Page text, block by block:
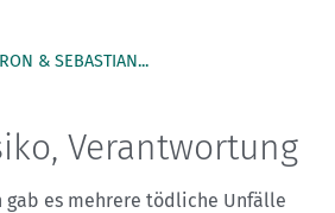
& SEBASTIAN...
Verantwortung
gab es mehrere tödliche Unfälle